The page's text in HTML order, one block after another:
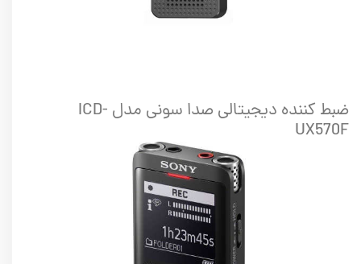
ضبط کننده دیجیتالی صدا سونی مدل ICD-
UX570F